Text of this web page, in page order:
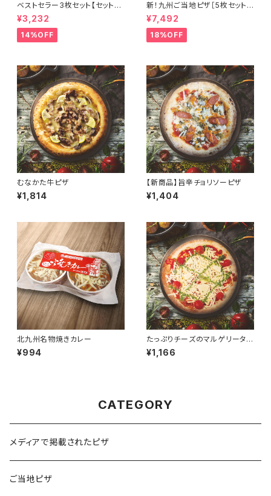
ベストセラー3枚セット【セット
割】たっぷりチーズのマルゲリー
タ/ゴロゴロポテトピザ/自社農
園アスパラベーコンピザ
¥3,232
14%OFF
新！九州ご当地ピザ［5枚セット］
【割引+送料無料】熊本カラフル
トマトのマルゲリータ/博多福さ
屋×ビッグベアーズ辛子明太子
ピザ/長崎レモンステーキピザ/
¥7,492
18%OFF
むなかた牛ピザ
¥1,814
【新商品】旨辛チョリソーピザ
¥1,404
北九州名物焼きカレー
¥994
たっぷりチーズのマルゲリータ
（花畑牧場のモッツァレラチー
ズ）
¥1,166
CATEGORY
メディアで掲載されたピザ
ご当地ピザ